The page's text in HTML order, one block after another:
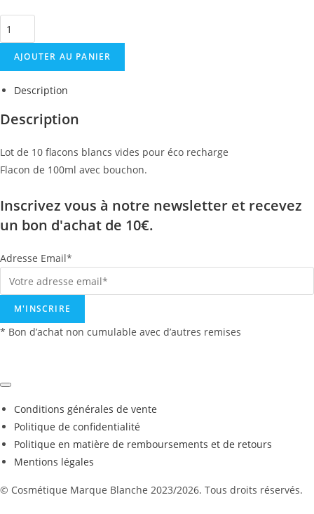
quantité
de
10
100ml
blancs
vides
bouchons
éco-
recharge
AJOUTER AU PANIER
Description
Description
Lot de 10 flacons blancs vides pour éco recharge
Flacon de 100ml avec bouchon.
Inscrivez vous à notre newsletter et recevez
un bon d'achat de 10€.
Adresse Email*
M'INSCRIRE
* Bon d’achat non cumulable avec d’autres remises
Conditions générales de vente
Politique de confidentialité
Politique en matière de remboursements et de retours
Mentions légales
© Cosmétique Marque Blanche 2023/2026. Tous droits réservés.